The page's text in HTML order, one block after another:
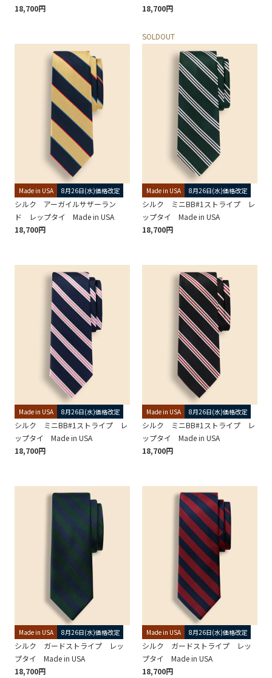
18,700円
18,700円
Made in USA 8月26日(水)価格改定
シルク アーガイルサザーラン
ド レップタイ Made in USA
18,700円
SOLDOUT
Made in USA 8月26日(水)価格改定
シルク ミニBB#1ストライプ レ
ップタイ Made in USA
18,700円
Made in USA 8月26日(水)価格改定
シルク ミニBB#1ストライプ レ
ップタイ Made in USA
18,700円
Made in USA 8月26日(水)価格改定
シルク ミニBB#1ストライプ レ
ップタイ Made in USA
18,700円
Made in USA 8月26日(水)価格改定
シルク ガードストライプ レッ
プタイ Made in USA
18,700円
Made in USA 8月26日(水)価格改定
シルク ガードストライプ レッ
プタイ Made in USA
18,700円